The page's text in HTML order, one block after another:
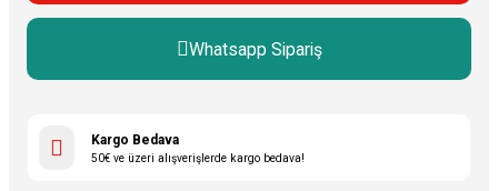
Whatsapp Sipariş
Kargo Bedava
50€ ve üzeri alışverişlerde kargo bedava!